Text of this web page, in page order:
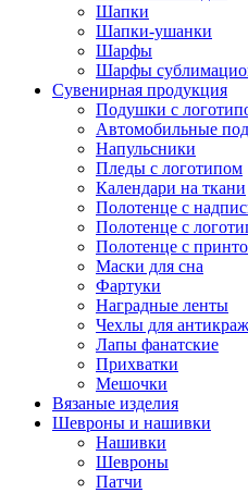
Шапки
Шапки-ушанки
Шарфы
Шарфы
Сувенирная продукция
Подушки с
Автомобильные
Напульсники
Пледы с логотипом
Календари на ткани
Полотенце с
Полотенце с
Полотенце с
Маски для сна
Фартуки
Наградные ленты
Чехлы для
Лапы фанатские
Прихватки
Мешочки
Вязаные изделия
Шевроны и нашивки
Нашивки
Шевроны
Патчи